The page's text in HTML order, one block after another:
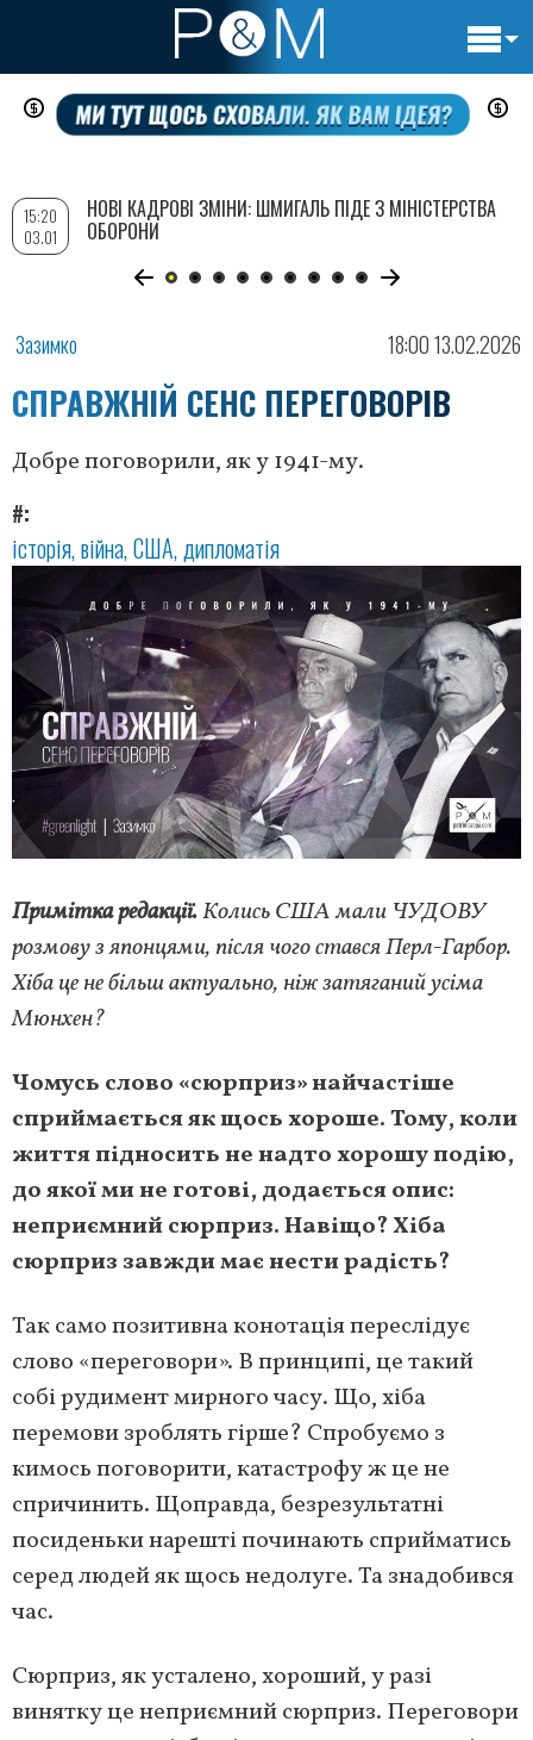
Перейти
до
вмісту
Зазимко 18:00 13.02.2026
СПРАВЖНІЙ СЕНС ПЕРЕГОВОРІВ
Добре поговорили, як у 1941-му.
#
історія війна США дипломатія
Примітка редакції.Колись США мали ЧУДОВУ
розмову з японцями, після чого стався Перл-Гарбор.
Хіба це не більш актуально, ніж затяганий усіма
Мюнхен?
Чомусь слово «сюрприз» найчастіше
сприймається як щось хороше. Тому, коли
життя підносить не надто хорошу подію,
до якої ми не готові, додається опис:
неприємний сюрприз. Навіщо? Хіба
сюрприз завжди має нести радість?
Так само позитивна конотація переслідує
слово «переговори». В принципі, це такий
собі рудимент мирного часу. Що, хіба
перемови зроблять гірше? Спробуємо з
кимось поговорити, катастрофу ж це не
спричинить. Щоправда, безрезультатні
посиденьки нарешті починають сприйматись
серед людей як щось недолуге. Та знадобився
час.
Сюрприз, як усталено, хороший, у разі
винятку це неприємний сюрприз. Переговори
15:20
03.01
НОВІ КАДРОВІ ЗМІНИ: ШМИГАЛЬ ПІДЕ З МІНІСТЕРСТВА
ОБОРОНИ